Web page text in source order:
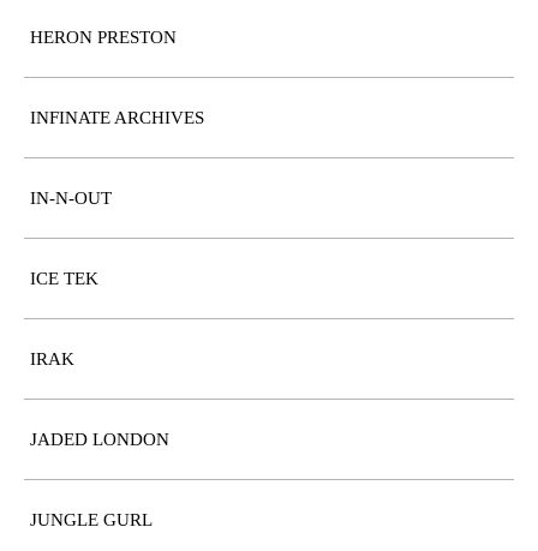
HERON PRESTON
INFINATE ARCHIVES
IN-N-OUT
ICE TEK
IRAK
JADED LONDON
JUNGLE GURL